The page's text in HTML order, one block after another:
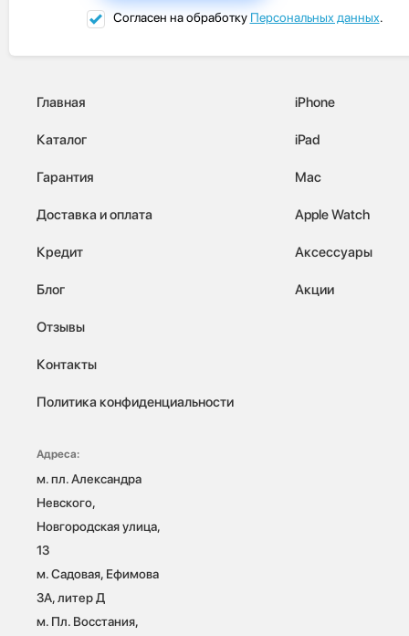
Согласен на обработку Персональных данных.
Главная
Каталог
Гарантия
Доставка и оплата
Кредит
Блог
Отзывы
Контакты
Политика конфиденциальности
iPhone
iPad
Mac
Apple Watch
Аксессуары
Акции
Адреса:
м. пл. Александра
Невского,
Новгородская улица,
13
м. Садовая, Ефимова
3А, литер Д
м. Пл. Восстания,